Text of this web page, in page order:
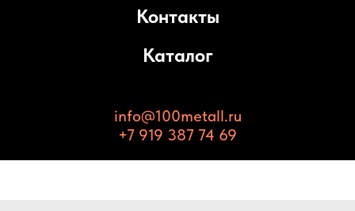
Контакты
Каталог
info@100metall.ru
+7 919 387 74 69